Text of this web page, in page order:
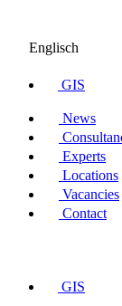
Englisch
GIS
News
Experts
Locations
Vacancies
Contact
GIS